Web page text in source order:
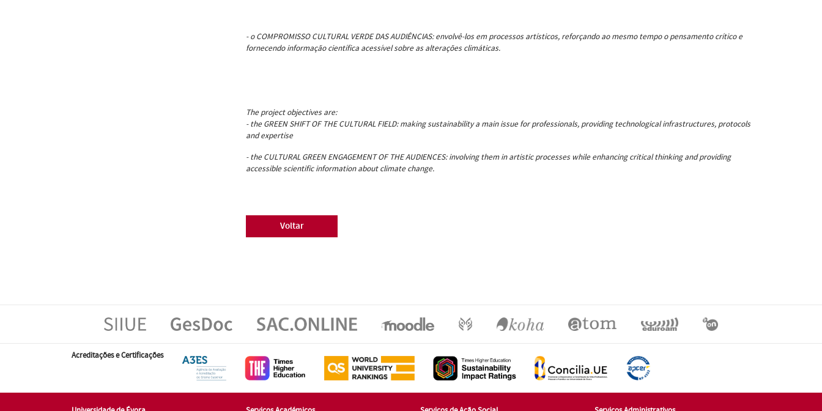
- o COMPROMISSO CULTURAL VERDE DAS AUDIÊNCIAS: envolvê-los em processos artísticos, reforçando ao mesmo tempo o pensamento crítico e
fornecendo informação científica acessível sobre as alterações climáticas.
The project objectives are:
- the GREEN SHIFT OF THE CULTURAL FIELD: making sustainability a main issue for professionals, providing technological infrastructures, protocols
and expertise
- the CULTURAL GREEN ENGAGEMENT OF THE AUDIENCES: involving them in artistic processes while enhancing critical thinking and providing
accessible scientific information about climate change.
Voltar
Acreditações e Certificações